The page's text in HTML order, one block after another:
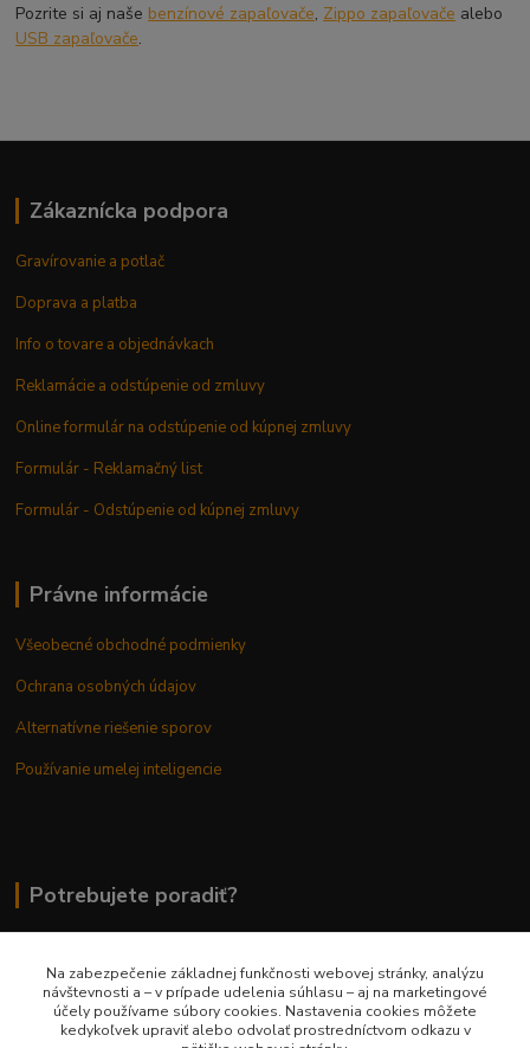
Pozrite si aj naše benzínové zapaľovače, Zippo zapaľovače alebo
USB zapaľovače.
Zákaznícka podpora
Gravírovanie a potlač
Doprava a platba
Info o tovare a objednávkach
Reklamácie a odstúpenie od zmluvy
Online formulár na odstúpenie od kúpnej zmluvy
Formulár - Reklamačný list
Formulár - Odstúpenie od kúpnej zmluvy
Právne informácie
Všeobecné obchodné podmienky
Ochrana osobných údajov
Alternatívne riešenie sporov
Používanie umelej inteligencie
Potrebujete poradiť?
0948 236 042
info@margaretkashop.sk
Na zabezpečenie základnej funkčnosti webovej stránky, analýzu
návštevnosti a – v prípade udelenia súhlasu – aj na marketingové
účely používame súbory cookies. Nastavenia cookies môžete
kedykoľvek upraviť alebo odvolať prostredníctvom odkazu v